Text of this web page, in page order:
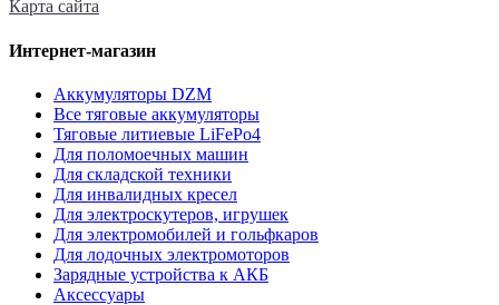
Карта сайта
Интернет-магазин
Аккумуляторы DZM
Все тяговые аккумуляторы
Тяговые литиевые LiFePo4
Для поломоечных машин
Для складской техники
Для инвалидных кресел
Для электроскутеров, игрушек
Для электромобилей и гольфкаров
Для лодочных электромоторов
Зарядные устройства к АКБ
Аксессуары